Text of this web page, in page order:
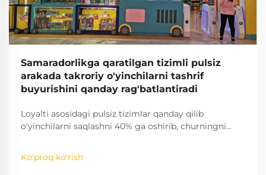
Samaradorlikga qaratilgan tizimli pulsiz
arakada takroriy o'yinchilarni tashrif
buyurishini qanday rag'batlantiradi
Loyalti asosidagi pulsiz tizimlar qanday qilib
o'yinchilarni saqlashni 40% ga oshirib, churningni
o'yinlashtirish strategiyalari haqida batafsil ma'lumot
oling — endi to'liq tahlilni ko'ring.
Ko'proq ko'rish